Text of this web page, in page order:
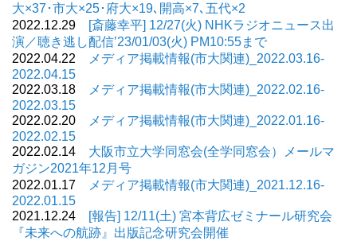
大×37･市大×25･府大×19､開高×7､五代×2
2022.12.29
[斎藤幸平] 12/27(火) NHKラジオニュース出
演／聴き逃し配信’23/01/03(火) PM10:55まで
2022.04.22
メディア掲載情報(市大関連)_2022.03.16-
2022.04.15
2022.03.18
メディア掲載情報(市大関連)_2022.02.16-
2022.03.15
2022.02.20
メディア掲載情報(市大関連)_2022.01.16-
2022.02.15
2022.02.14 大阪市立大学同窓会(全学同窓会）メールマ
ガジン2021年12月号
2022.01.17
メディア掲載情報(市大関連)_2021.12.16-
2022.01.15
2021.12.24
[報告] 12/11(土) 宮本背広ゼミナール研究会
『未来への航跡』出版記念研究会開催